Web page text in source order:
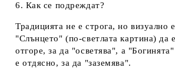
6. Как се подреждат?
Традицията не е строга, но визуално
"Слънцето" (по-светлата картина) да
отгоре, за да "осветява", а
е отдясно, за да "заземява".